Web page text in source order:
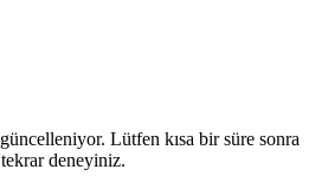
Lütfen kısa bir süre sonra
tekrar deneyiniz.